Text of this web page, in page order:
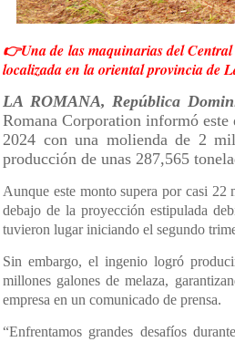
👉Una de las maquinarias del Central
localizada en la oriental provincia de
LA ROMANA, República
Romana Corporation informó
2024 con una molienda de 2
producción de unas 287,565
Aunque este monto supera por casi
debajo de la proyección estipulada
tuvieron lugar iniciando el segundo
Sin embargo, el ingenio logró
millones galones de melaza,
empresa en un comunicado de prensa.
“Enfrentamos grandes desafíos